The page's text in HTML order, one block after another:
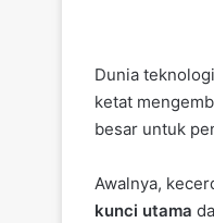
Dunia
ketat
besar untuk
Awalnya,
kunci utama